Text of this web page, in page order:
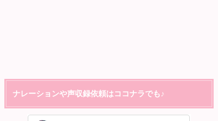
ナレーションや声収録依頼はココナラでも♪